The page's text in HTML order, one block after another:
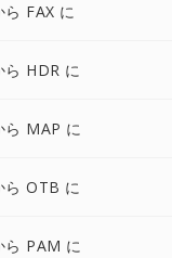
FAX に
ら HDR に
ら MAP に
ら OTB に
ら PAM に